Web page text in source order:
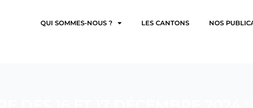
QUI SOMMES-NOUS ? LES CANTONS NOS